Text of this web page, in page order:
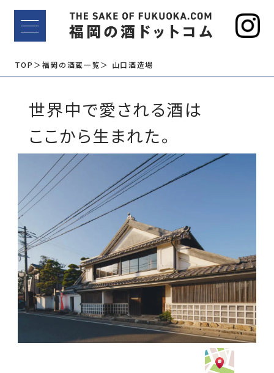
TOP ＞福岡の酒蔵一覧＞ 山口酒造場
世界中で愛される酒は
ここから生まれた。